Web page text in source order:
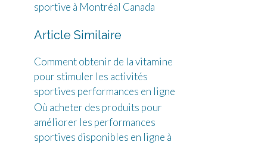
sportive à Montréal Canada
Article Similaire
Comment obtenir de la vitamine
pour stimuler les activités
sportives performances en ligne
Où acheter des produits pour
améliorer les performances
sportives disponibles en ligne à